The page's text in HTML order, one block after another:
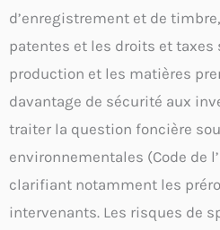
d’enregistrement et de
patentes et les droits et taxes
production et les matières
davantage de sécurité aux
traiter la question foncière
environnementales (Code de
clarifiant notamment les
intervenants. Les risques de